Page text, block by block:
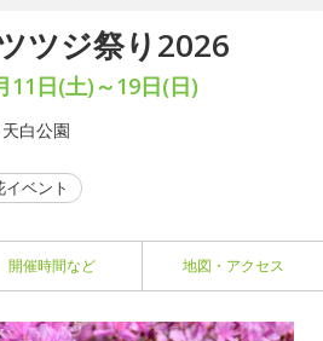
ツジ祭り2026
11日(土)～19日(日)
白公園
イベント
開催時間など 地図・アクセス